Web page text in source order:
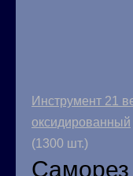
Инструмент 21
оксидированный
(1300 шт.)
Саморез